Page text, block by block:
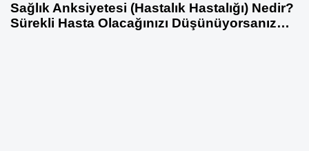
Sağlık Anksiyetesi (Hastalık Hastalığı) Nedir?
Sürekli Hasta Olacağınızı Düşünüyorsanız…